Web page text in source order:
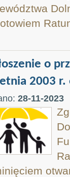
o
2003 r.
28-11-2023